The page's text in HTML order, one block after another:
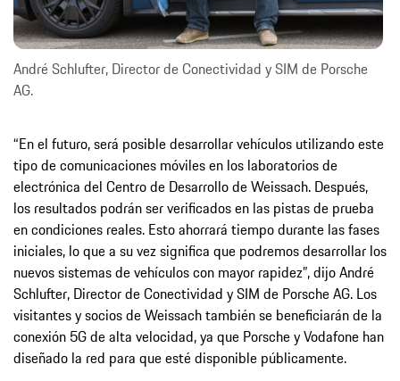
André Schlufter, Director de Conectividad y SIM de Porsche
AG.
“En el futuro, será posible desarrollar vehículos utilizando este
tipo de comunicaciones móviles en los laboratorios de
electrónica del Centro de Desarrollo de Weissach. Después,
los resultados podrán ser verificados en las pistas de prueba
en condiciones reales. Esto ahorrará tiempo durante las fases
iniciales, lo que a su vez significa que podremos desarrollar los
nuevos sistemas de vehículos con mayor rapidez”, dijo André
Schlufter, Director de Conectividad y SIM de Porsche AG. Los
visitantes y socios de Weissach también se beneficiarán de la
conexión 5G de alta velocidad, ya que Porsche y Vodafone han
diseñado la red para que esté disponible públicamente.